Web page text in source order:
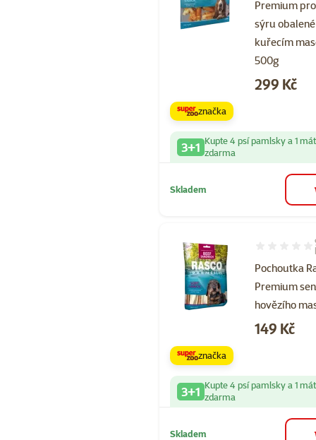
Premium
sýru obalené
kuřecím
500g
Cena
299 Kč
značka
3+1 Kupte 4 psí pamlsky a 1
zdarma
Skladem
Pochoutka
Premium
hovězího
Hodnocení
Cena
149 Kč
značka
3+1 Kupte 4 psí pamlsky a 1
zdarma
Skladem